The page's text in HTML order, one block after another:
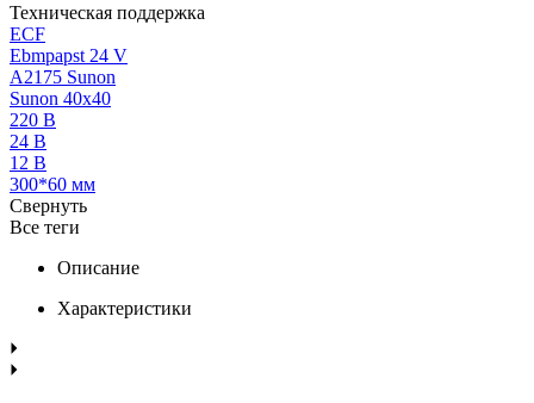
Техническая поддержка
ECF
Ebmpapst 24 V
A2175 Sunon
Sunon 40x40
220 В
24 В
12 В
300*60 мм
Свернуть
Все теги
Описание
Характеристики